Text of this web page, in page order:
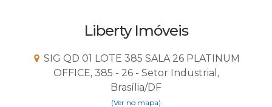
Liberty Imóveis
SIG QD 01 LOTE 385 SALA 26 PLATINUM
OFFICE, 385 - 26 - Setor Industrial,
Brasília/DF
(Ver no mapa)